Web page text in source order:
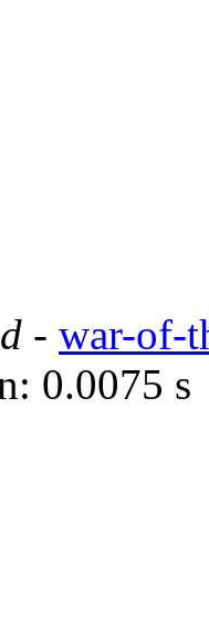
- war-of-
0.0075 s